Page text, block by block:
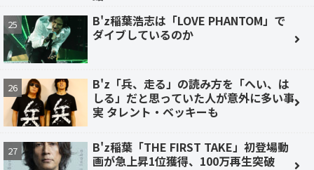
B'z稲葉浩志は「LOVE PHANTOM」で
ダイブしているのか
B'z「兵、走る」の読み方を「へい、は
しる」だと思っていた人が意外に多い事
実 タレント・ベッキーも
B'z稲葉「THE FIRST TAKE」初登場動
画が急上昇1位獲得、100万再生突破